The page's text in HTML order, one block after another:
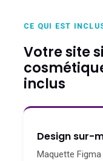
CE QUI EST
Votre site
inclus
Design sur-
Maquette